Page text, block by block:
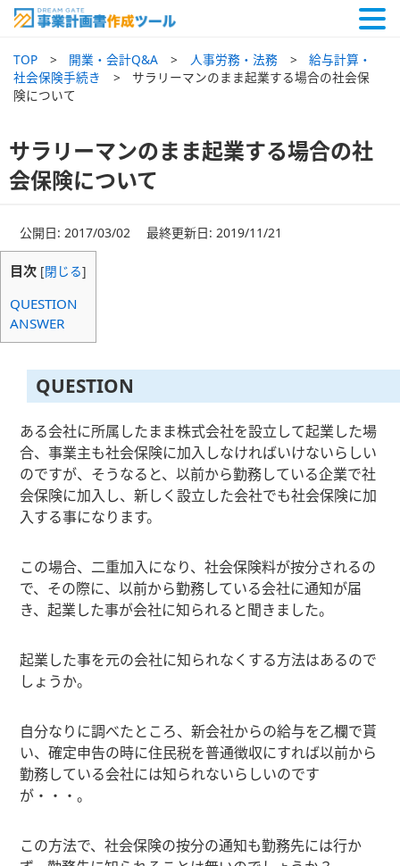
TOP 開業・会計Q&A 人事労務・法務
給与計算・
社会保険手続き
サラリーマンのまま起業する場合の社会保
険について
サラリーマンのまま起業する場合の社
会保険について
公開日: 2017/03/02 最終更新日: 2019/11/21
目次 [閉じる]
QUESTION
ANSWER
QUESTION
ある会社に所属したまま株式会社を設立して起業した場
合、事業主も社会保険に加入しなければいけないらしい
のですが、そうなると、以前から勤務している企業で社
会保険に加入し、新しく設立した会社でも社会保険に加
入する事になります。
この場合、二重加入になり、社会保険料が按分されるの
で、その際に、以前から勤務している会社に通知が届
き、起業した事が会社に知られると聞きました。
起業した事を元の会社に知られなくする方法はあるので
しょうか。
自分なりに調べたところ、新会社からの給与を乙欄で貰
い、確定申告の時に住民税を普通徴収にすれば以前から
勤務している会社には知られないらしいのです
が・・・。
この方法で、社会保険の按分の通知も勤務先には行か